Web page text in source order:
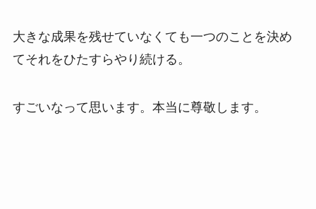
大きな成果を残せていなくても一つのことを決め
てそれをひたすらやり続ける。
すごいなって思います。本当に尊敬します。